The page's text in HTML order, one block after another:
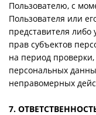
Пользователю, с
Пользователя или
представителя
прав субъектов
на период
персональных
неправомерных
7.